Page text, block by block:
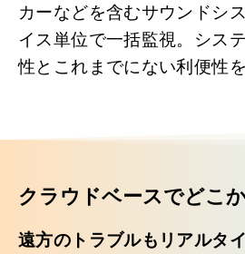
カーなどを含むサウンドシ
イス単位で一括監視。シス
性とこれまでにない利便性
クラウドベースでどこ
遠方のトラブルもリアルタ